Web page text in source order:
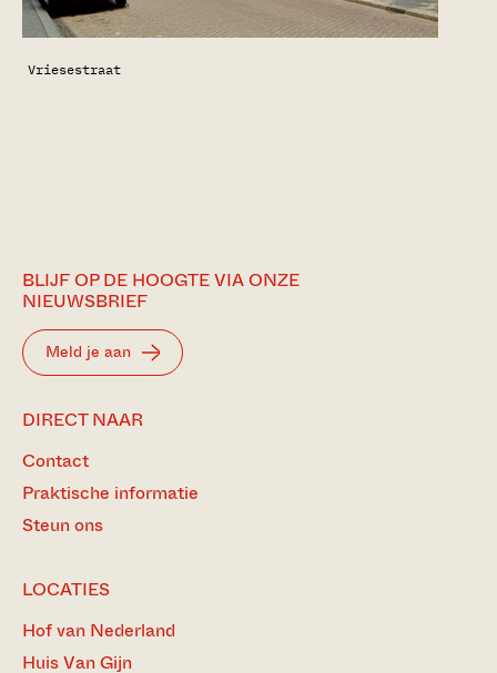
Vriesestraat
BLIJF OP DE HOOGTE VIA ONZE
NIEUWSBRIEF
Meld je aan
DIRECT NAAR
Contact
Praktische informatie
Steun ons
LOCATIES
Hof van Nederland
Huis Van Gijn